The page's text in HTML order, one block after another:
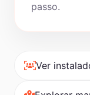
passo.
Ver